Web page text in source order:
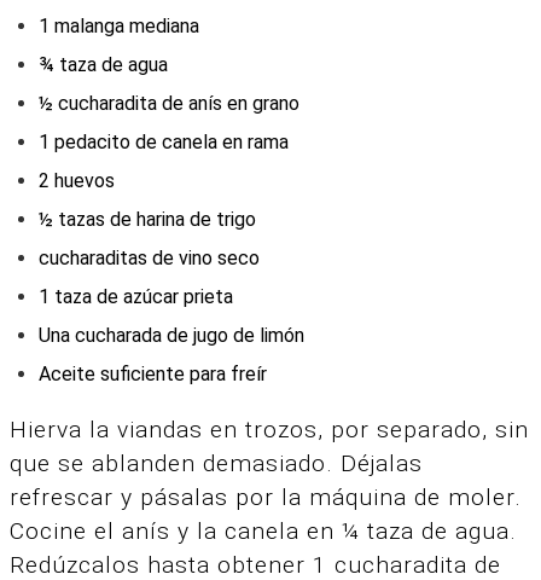
1 malanga mediana
¾ taza de agua
½ cucharadita de anís en grano
1 pedacito de canela en rama
2 huevos
½ tazas de harina de trigo
cucharaditas de vino seco
1 taza de azúcar prieta
Una cucharada de jugo de limón
Aceite suficiente para freír
Hierva la viandas en trozos, por separado, sin
que se ablanden demasiado. Déjalas
refrescar y pásalas por la máquina de moler.
Cocine el anís y la canela en ¼ taza de agua.
Redúzcalos hasta obtener 1 cucharadita de